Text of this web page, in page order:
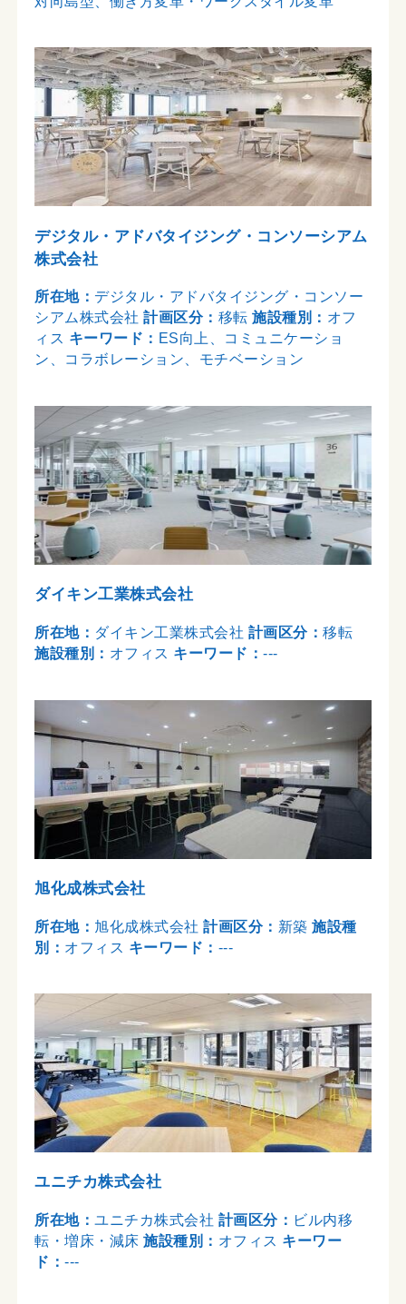
デジタル・アドバタイジング・コンソーシアム
株式会社
所在地： デジタル・アドバタイジング・コンソー
シアム株式会社計画区分： 移転施設種別： オフ
ィス キーワード： ES向上、コミュニケーショ
ン、コラボレーション、モチベーション
ダイキン工業株式会社
所在地： ダイキン工業株式会社 計画区分：移転
施設種別： オフィス キーワード：---
旭化成株式会社
所在地： 旭化成株式会社計画区分： 新築施設種
別： オフィス キーワード： ---
ユニチカ株式会社
所在地：ユニチカ株式会社 計画区分： ビル内移
転・増床・減床施設種別： オフィス キーワー
ド：---